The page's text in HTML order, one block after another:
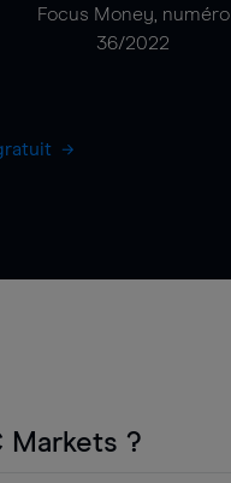
Focus Money, numéro
36/2022
Markets ?